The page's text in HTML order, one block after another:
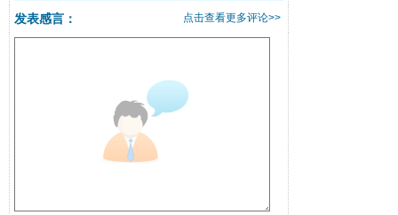
点击查看更多评论>>
发表感言：